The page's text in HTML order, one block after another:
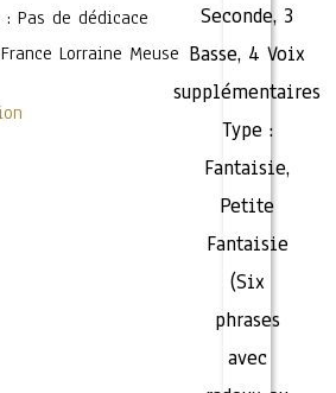
: Pas de dédicace
Lorraine Meuse
Seconde, 3
Basse, 4 Voix
supplémentaires
Type :
Fantaisie,
Petite
Fantaisie
(Six
phrases
avec